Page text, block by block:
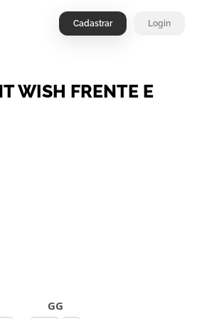
Cadastrar Login
WISH FRENTE E
GG